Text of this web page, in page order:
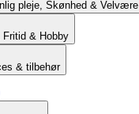
pleje, Skønhed & Velvære
Fritid & Hobby
& tilbehør